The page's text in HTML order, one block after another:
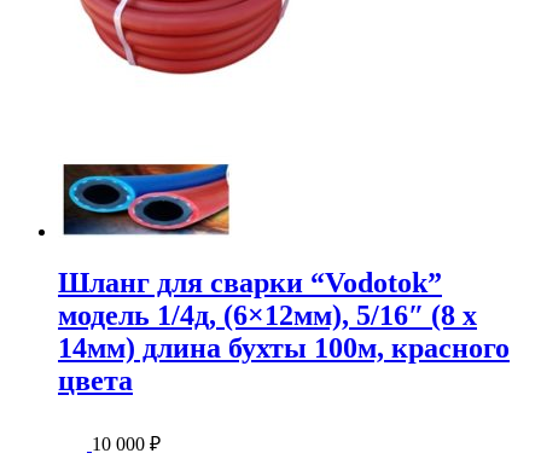
Шланг для сварки “Vodotok”
модель 1/4д, (6×12мм), 5/16″ (8 x
14мм) длина бухты 100м, красного
цвета
10 000 ₽